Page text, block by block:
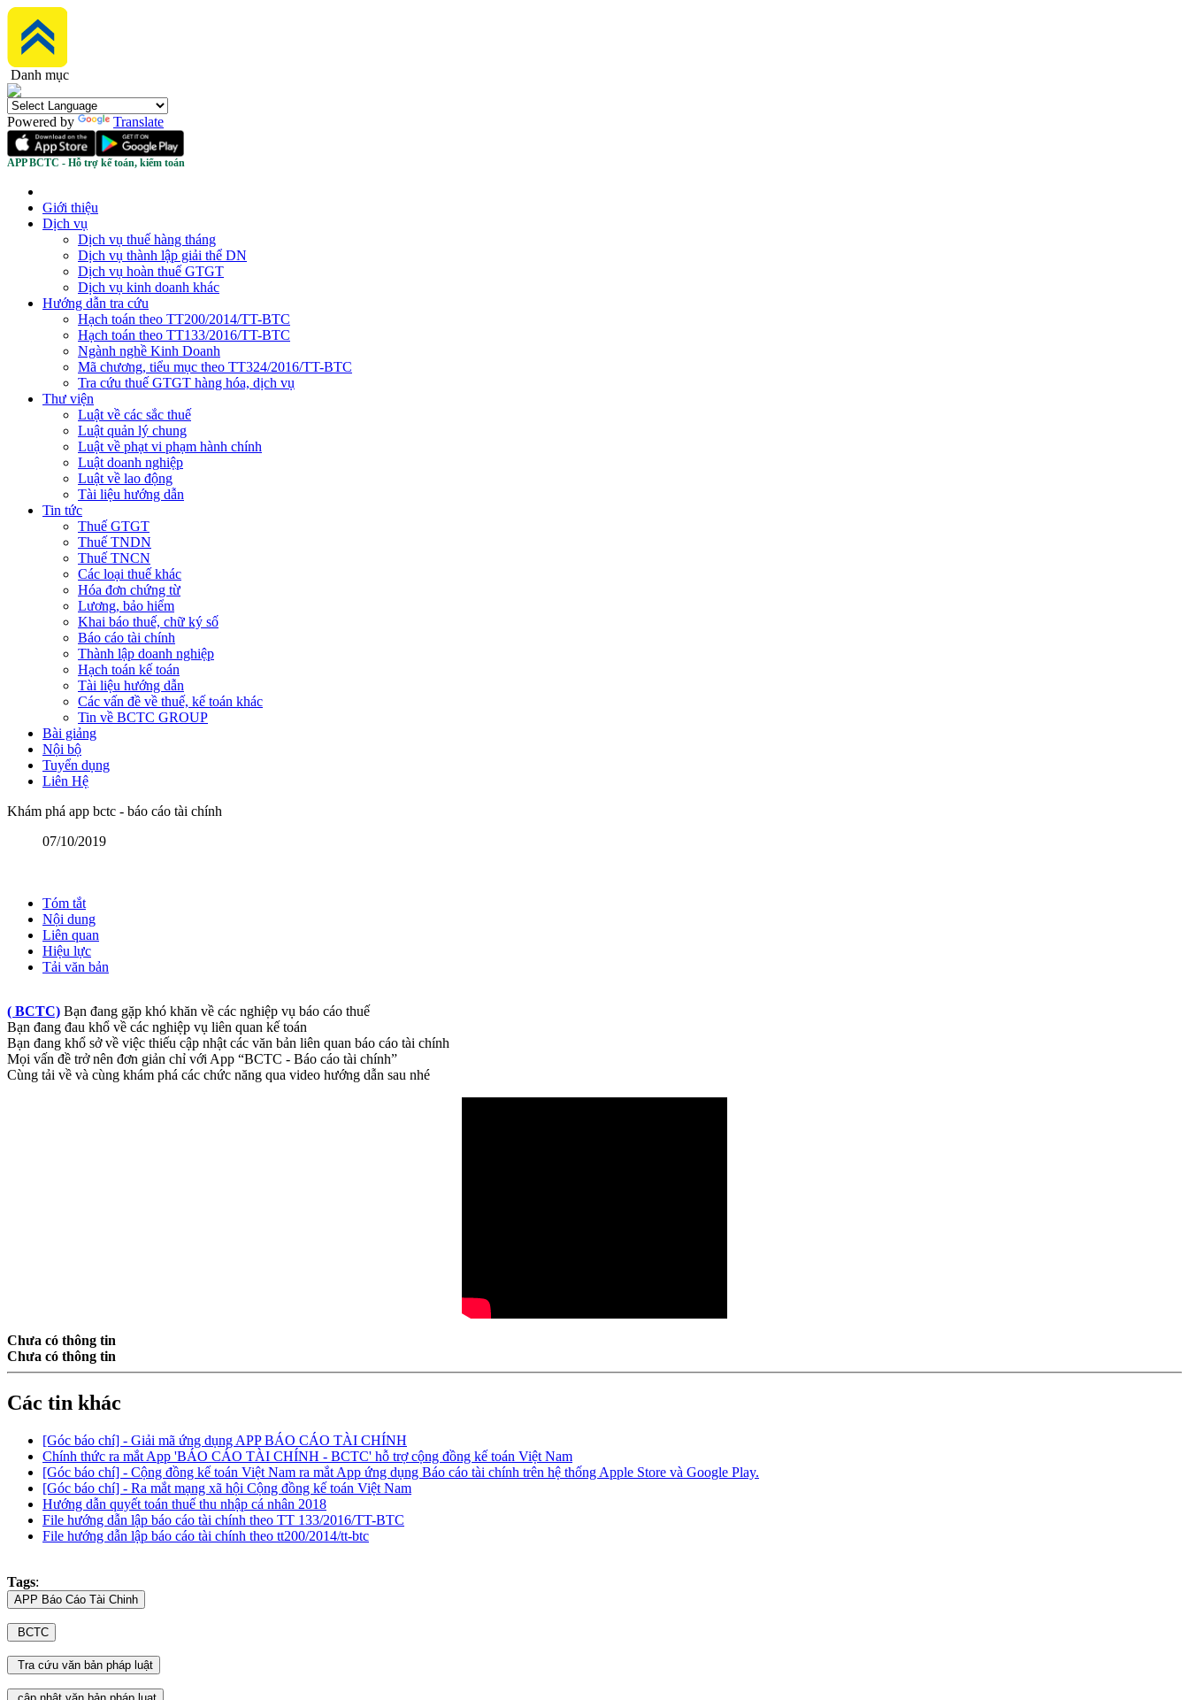
Danh mục
Powered by Translate
APP BCTC - Hỗ trợ kế toán, kiểm toán
Giới thiệu
Dịch vụ
Dịch vụ thuế hàng tháng
Dịch vụ thành lập giải thể DN
Dịch vụ hoàn thuế GTGT
Dịch vụ kinh doanh khác
Hướng dẫn tra cứu
Hạch toán theo TT200/2014/TT-BTC
Hạch toán theo TT133/2016/TT-BTC
Ngành nghề Kinh Doanh
Mã chương, tiểu mục theo TT324/2016/TT-BTC
Tra cứu thuế GTGT hàng hóa, dịch vụ
Thư viện
Luật về các sắc thuế
Luật quản lý chung
Luật về phạt vi phạm hành chính
Luật doanh nghiệp
Luật về lao động
Tài liệu hướng dẫn
Tin tức
Thuế GTGT
Thuế TNDN
Thuế TNCN
Các loại thuế khác
Hóa đơn chứng từ
Lương, bảo hiểm
Khai báo thuế, chữ ký số
Báo cáo tài chính
Thành lập doanh nghiệp
Hạch toán kế toán
Tài liệu hướng dẫn
Các vấn đề về thuế, kế toán khác
Tin về BCTC GROUP
Bài giảng
Nội bộ
Tuyển dụng
Liên Hệ
Khám phá app bctc - báo cáo tài chính
07/10/2019
Tóm tắt
Nội dung
Liên quan
Hiệu lực
Tải văn bản
( BCTC) Bạn đang gặp khó khăn về các nghiệp vụ báo cáo thuế
Bạn đang đau khổ về các nghiệp vụ liên quan kế toán
Bạn đang khổ sở về việc thiếu cập nhật các văn bản liên quan báo cáo tài chính
Mọi vấn đề trở nên đơn giản chỉ với App “BCTC - Báo cáo tài chính”
Cùng tải về và cùng khám phá các chức năng qua video hướng dẫn sau nhé
Chưa có thông tin
Chưa có thông tin
Các tin khác
[Góc báo chí] - Giải mã ứng dụng APP BÁO CÁO TÀI CHÍNH
Chính thức ra mắt App 'BÁO CÁO TÀI CHÍNH - BCTC' hỗ trợ cộng đồng kế toán Việt Nam
[Góc báo chí] - Cộng đồng kế toán Việt Nam ra mắt App ứng dụng Báo cáo tài chính trên hệ thống Apple Store và Google Play.
[Góc báo chí] - Ra mắt mạng xã hội Cộng đồng kế toán Việt Nam
Hướng dẫn quyết toán thuế thu nhập cá nhân 2018
File hướng dẫn lập báo cáo tài chính theo TT 133/2016/TT-BTC
File hướng dẫn lập báo cáo tài chính theo tt200/2014/tt-btc
Tags: